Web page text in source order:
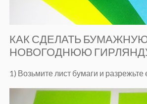
КАК СДЕЛАТЬ
НОВОГОДНЮЮ
1) Возьмите лист бумаги и разрежьте